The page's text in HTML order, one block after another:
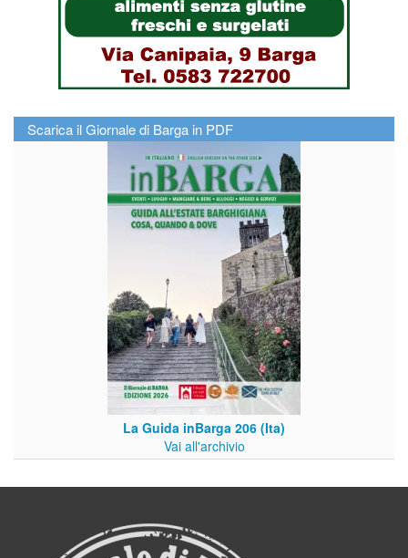
Scarica il Giornale di Barga in PDF
La Guida inBarga 206 (Ita)
Vai all'archivio